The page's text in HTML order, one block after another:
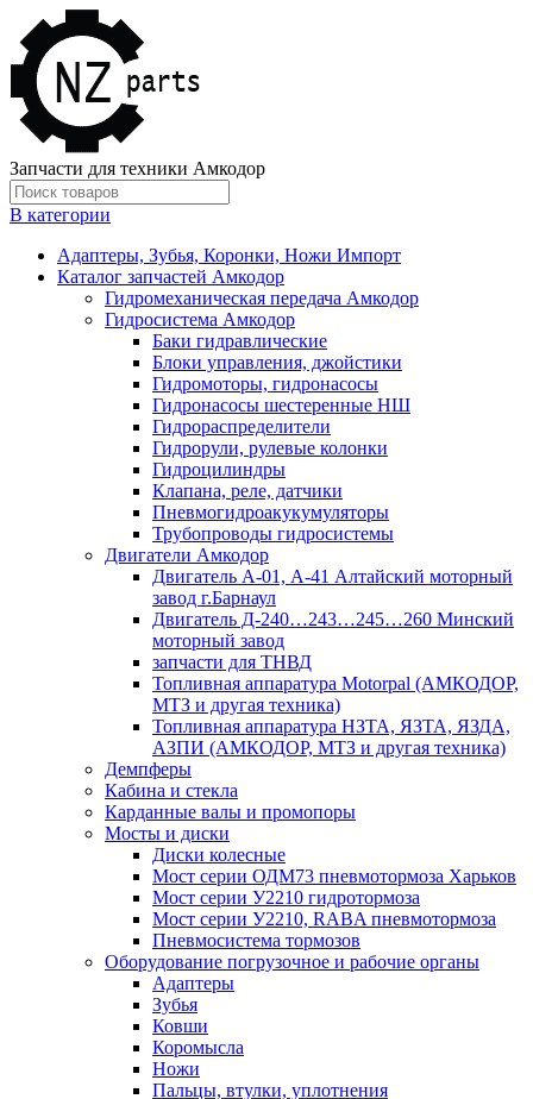
Запчасти для техники Амкодор
В категории
Адаптеры, Зубья, Коронки, Ножи Импорт
Каталог запчастей Амкодор
Гидромеханическая передача Амкодор
Гидросистема Амкодор
Баки гидравлические
Блоки управления, джойстики
Гидромоторы, гидронасосы
Гидронасосы шестеренные НШ
Гидрораспределители
Гидрорули, рулевые колонки
Гидроцилиндры
Клапана, реле, датчики
Пневмогидроакукумуляторы
Трубопроводы гидросистемы
Двигатели Амкодор
Двигатель А-01, А-41 Алтайский моторный
завод г.Барнаул
Двигатель Д-240…243…245…260 Минский
моторный завод
запчасти для ТНВД
Топливная аппаратура Motorpal (АМКОДОР,
МТЗ и другая техника)
Топливная аппаратура НЗТА, ЯЗТА, ЯЗДА,
АЗПИ (АМКОДОР, МТЗ и другая техника)
Демпферы
Кабина и стекла
Карданные валы и промопоры
Мосты и диски
Диски колесные
Мост серии ОДМ73 пневмотормоза Харьков
Мост серии У2210 гидротормоза
Мост серии У2210, RABA пневмотормоза
Пневмосистема тормозов
Оборудование погрузочное и рабочие органы
Адаптеры
Зубья
Ковши
Коромысла
Ножи
Пальцы, втулки, уплотнения